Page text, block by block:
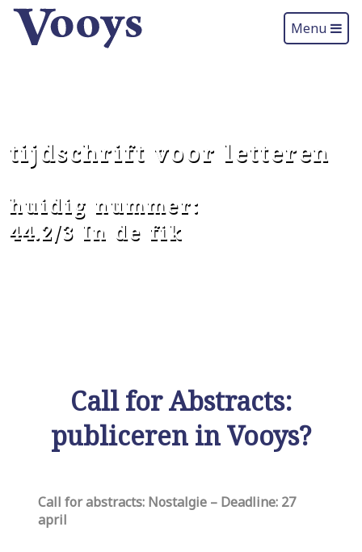
Menu
tijdschrift voor letteren
huidig nummer:
44.2/3 In de fik
Call for Abstracts:
publiceren in Vooys?
Call for abstracts: Nostalgie – Deadline: 27
april